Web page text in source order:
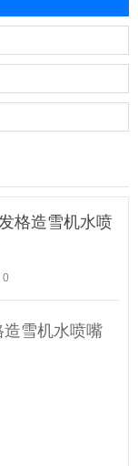
格造雪机水喷
0
雪机水喷嘴